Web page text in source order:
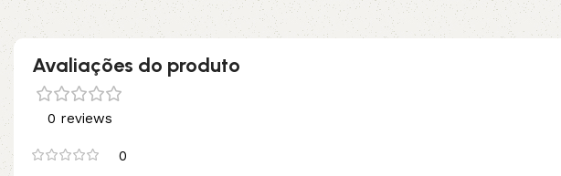
Avaliações do produto
0 reviews
0